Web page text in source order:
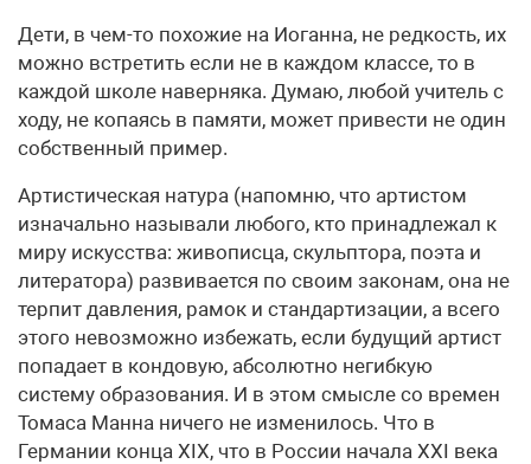
Дети, в чем-то похожие на Иоганна, не редкость, их
можно встретить если не в каждом классе, то в
каждой школе наверняка. Думаю, любой учитель с
ходу, не копаясь в памяти, может привести не один
собственный пример.
Артистическая натура (напомню, что артистом
изначально называли любого, кто принадлежал к
миру искусства: живописца, скульптора, поэта и
литератора) развивается по своим законам, она не
терпит давления, рамок и стандартизации, а всего
этого невозможно избежать, если будущий артист
попадает в кондовую, абсолютно негибкую
систему образования. И в этом смысле со времен
Томаса Манна ничего не изменилось. Что в
Германии конца XIX, что в России начала XXI века